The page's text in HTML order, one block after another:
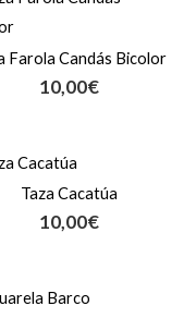
Farola Candás Bicolor
10,00€
Taza Cacatúa
10,00€
Rango